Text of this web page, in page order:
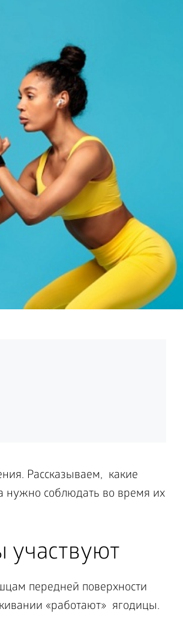
Рассказываем, какие
соблюдать во время их
передней поверхности
«работают» ягодицы.